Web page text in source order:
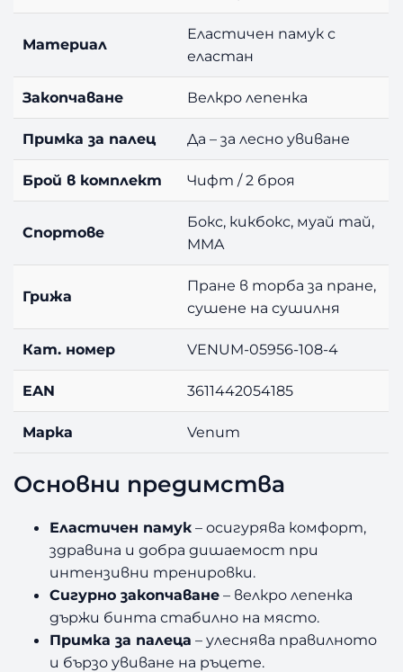
h
t
e
4
m
Материал
Еластичен памук с
еластан
Закопчаване Велкро лепенка
Примка за палец Да – за лесно увиване
Брой в комплект Чифт / 2 броя
Спортове
Бокс, кикбокс, муай тай,
MMA
Грижа
Пране в торба за пране,
сушене на сушилня
Кат. номер VENUM-05956-108-4
EAN 3611442054185
Марка Venum
Основни предимства
Еластичен памук – осигурява комфорт,
здравина и добра дишаемост при
интензивни тренировки.
Сигурно закопчаване – велкро лепенка
държи бинта стабилно на място.
Примка за палеца – улеснява правилното
и бързо увиване на ръцете.